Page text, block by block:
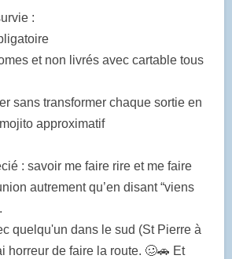
:
et non livrés avec cartable tous
sans transformer chaque sortie en
approximatif
: savoir me faire rire et me faire
autrement qu’en disant “viens
quelqu'un dans le sud (St Pierre à
horreur de faire la route. 🥴🚗 Et